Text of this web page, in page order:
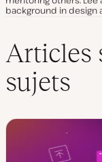
background in design
Articles
sujets